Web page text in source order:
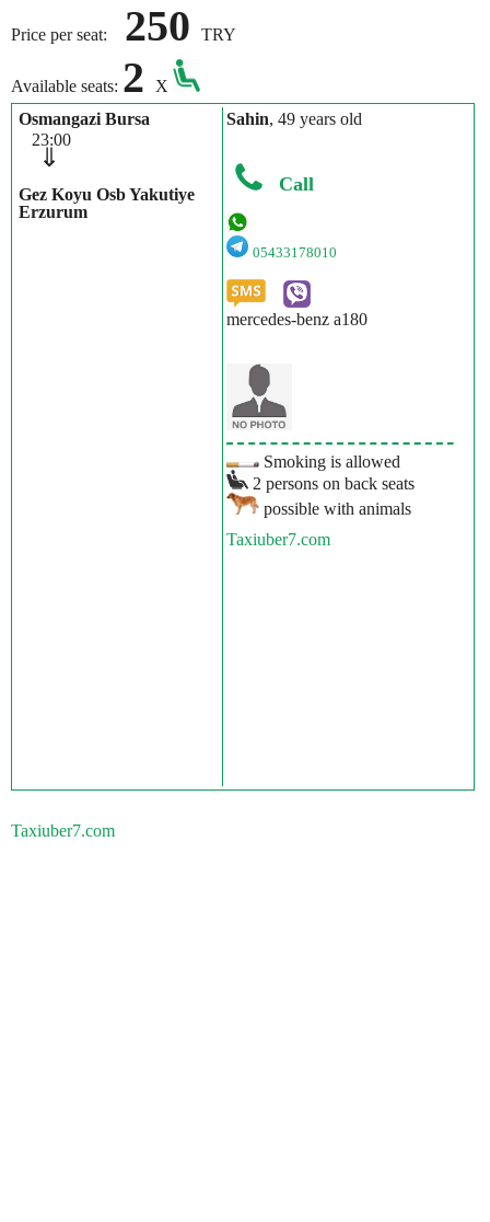
Price per seat: 250 TRY
Available seats: 2
X
Osmangazi Bursa
23:00
⇓
Gez Koyu Osb Yakutiye
Erzurum
Sahin, 49 years old
Call
05433178010
mercedes-benz a180
Smoking is allowed
2 persons on back seats
possible with animals
Taxiuber7.com
Taxiuber7.com